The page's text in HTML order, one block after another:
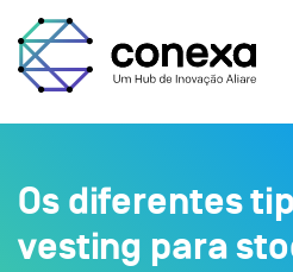
Os diferentes
vesting para